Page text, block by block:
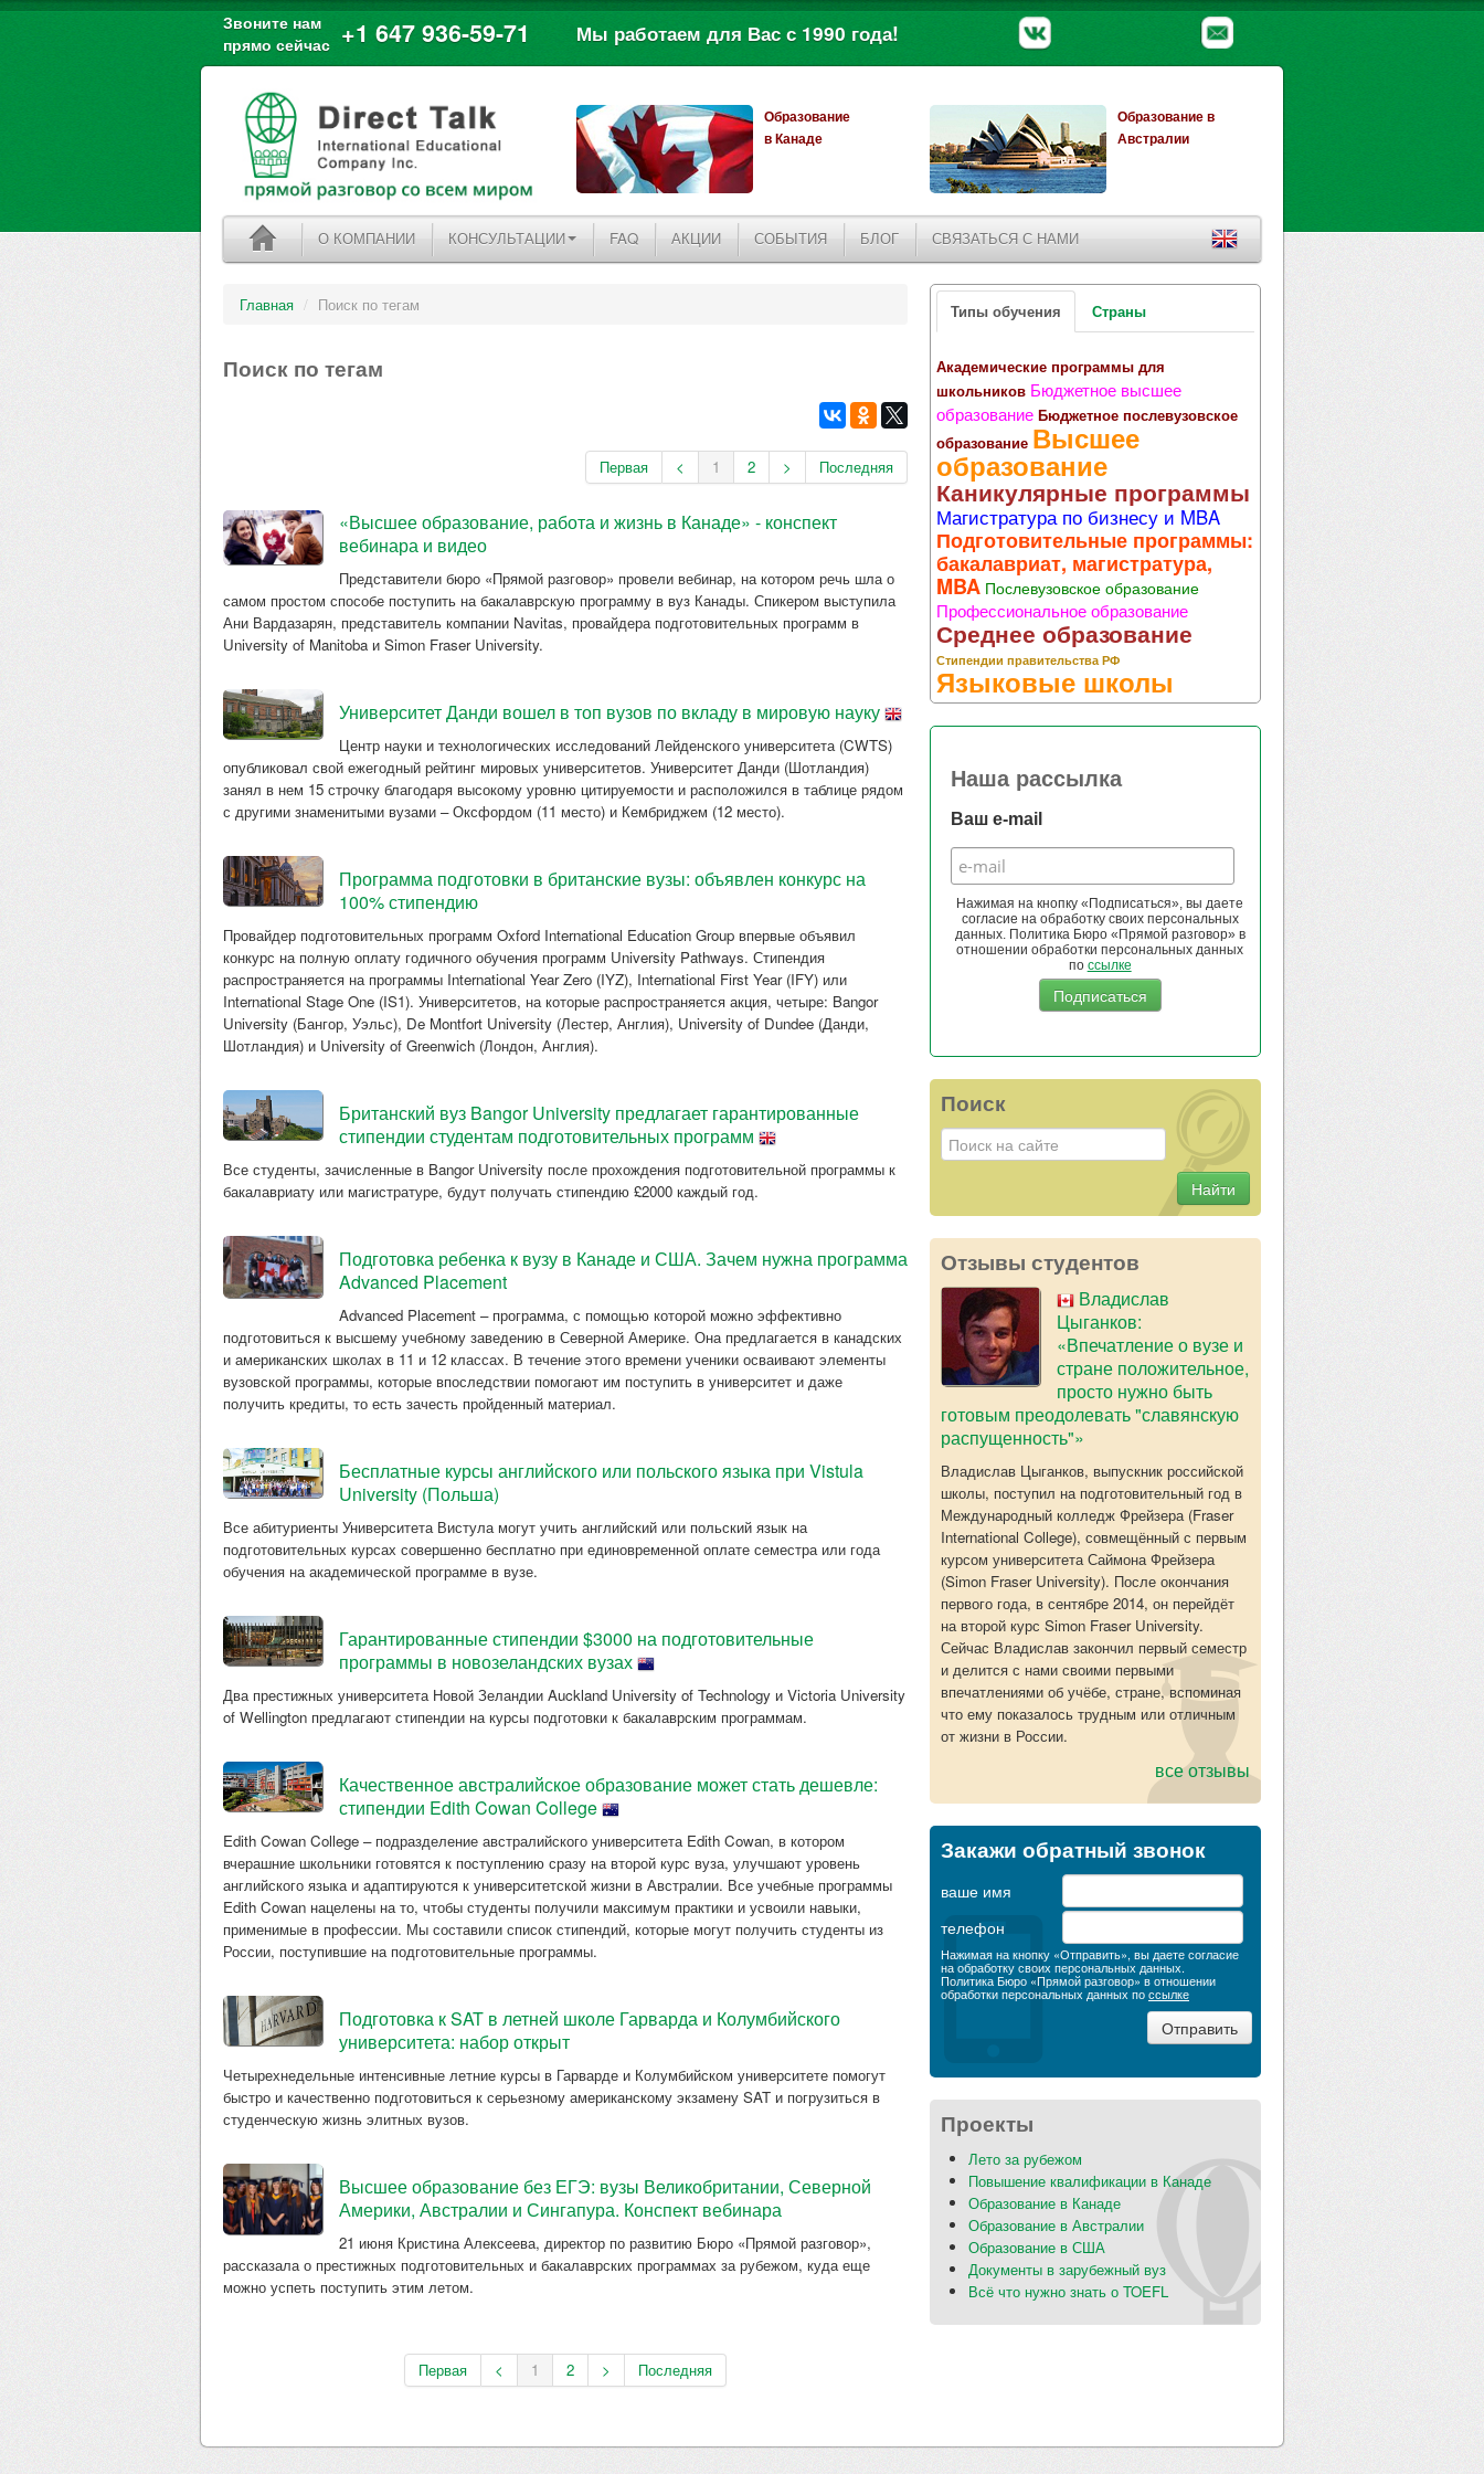
Звоните нам
прямо сейчас +1 647 936-59-71 Мы работаем для Вас с 1990 года!
Образование
в Канаде
Образование в
Австралии
О КОМПАНИИ КОНСУЛЬТАЦИИ FAQ АКЦИИ СОБЫТИЯ БЛОГ СВЯЗАТЬСЯ С НАМИ
Главная / Поиск по тегам
Поиск по тегам
Первая < 1 2 > Последняя
«Высшее образование, работа и жизнь в Канаде» - конспект
вебинара и видео
Представители бюро «Прямой разговор» провели вебинар, на котором речь шла о
самом простом способе поступить на бакалаврскую программу в вуз Канады. Спикером выступила
Ани Вардазарян, представитель компании Navitas, провайдера подготовительных программ в
University of Manitoba и Simon Fraser University.
Университет Данди вошел в топ вузов по вкладу в мировую науку
Центр науки и технологических исследований Лейденского университета (CWTS)
опубликовал свой ежегодный рейтинг мировых университетов. Университет Данди (Шотландия)
занял в нем 15 строчку благодаря высокому уровню цитируемости и расположился в таблице рядом
с другими знаменитыми вузами – Оксфордом (11 место) и Кембриджем (12 место).
Программа подготовки в британские вузы: объявлен конкурс на
100% стипендию
Провайдер подготовительных программ Oxford International Education Group впервые объявил
конкурс на полную оплату годичного обучения программ University Pathways. Стипендия
распространяется на программы International Year Zero (IYZ), International First Year (IFY) или
International Stage One (IS1). Университетов, на которые распространяется акция, четыре: Bangor
University (Бангор, Уэльс), De Montfort University (Лестер, Англия), University of Dundee (Данди,
Шотландия) и University of Greenwich (Лондон, Англия).
Британский вуз Bangor University предлагает гарантированные
стипендии студентам подготовительных программ
Все студенты, зачисленные в Bangor University после прохождения подготовительной программы к
бакалавриату или магистратуре, будут получать стипендию £2000 каждый год.
Подготовка ребенка к вузу в Канаде и США. Зачем нужна программа
Advanced Placement
Advanced Placement – программа, с помощью которой можно эффективно
подготовиться к высшему учебному заведению в Северной Америке. Она предлагается в канадских
и американских школах в 11 и 12 классах. В течение этого времени ученики осваивают элементы
вузовской программы, которые впоследствии помогают им поступить в университет и даже
получить кредиты, то есть зачесть пройденный материал.
Бесплатные курсы английского или польского языка при Vistula
University (Польша)
Все абитуриенты Университета Вистула могут учить английский или польский язык на
подготовительных курсах совершенно бесплатно при единовременной оплате семестра или года
обучения на академической программе в вузе.
Гарантированные стипендии $3000 на подготовительные
программы в новозеландских вузах
Два престижных университета Новой Зеландии Auckland University of Technology и Victoria University
of Wellington предлагают стипендии на курсы подготовки к бакалаврским программам.
Качественное австралийское образование может стать дешевле:
стипендии Edith Cowan College
Edith Cowan College – подразделение австралийского университета Edith Cowan, в котором
вчерашние школьники готовятся к поступлению сразу на второй курс вуза, улучшают уровень
английского языка и адаптируются к университетской жизни в Австралии. Все учебные программы
Edith Cowan нацелены на то, чтобы студенты получили максимум практики и усвоили навыки,
применимые в профессии. Мы составили список стипендий, которые могут получить студенты из
России, поступившие на подготовительные программы.
Подготовка к SAT в летней школе Гарварда и Колумбийского
университета: набор открыт
Четырехнедельные интенсивные летние курсы в Гарварде и Колумбийском университете помогут
быстро и качественно подготовиться к серьезному американскому экзамену SAT и погрузиться в
студенческую жизнь элитных вузов.
Высшее образование без ЕГЭ: вузы Великобритании, Северной
Америки, Австралии и Сингапура. Конспект вебинара
21 июня Кристина Алексеева, директор по развитию Бюро «Прямой разговор»,
рассказала о престижных подготовительных и бакалаврских программах за рубежом, куда еще
можно успеть поступить этим летом.
Первая < 1 2 > Последняя
Типы обучения Страны
Академические программы для
школьников Бюджетное высшее
образование Бюджетное послевузовское
образование Высшее
образование
Каникулярные программы
Магистратура по бизнесу и MBA
Подготовительные программы:
бакалавриат, магистратура,
MBA Послевузовское образование
Профессиональное образование
Среднее образование
Стипендии правительства РФ
Языковые школы
Наша рассылка
Ваш e-mail
Нажимая на кнопку «Подписаться», вы даете
согласие на обработку своих персональных
данных. Политика Бюро «Прямой разговор» в
отношении обработки персональных данных
по ссылке
Поиск
Найти
Отзывы студентов
Владислав
Цыганков:
«Впечатление о вузе и
стране положительное,
просто нужно быть
готовым преодолевать "славянскую
распущенность"»
Владислав Цыганков, выпускник российской
школы, поступил на подготовительный год в
Международный колледж Фрейзера (Fraser
International College), совмещённый с первым
курсом университета Саймона Фрейзера
(Simon Fraser University). После окончания
первого года, в сентябре 2014, он перейдёт
на второй курс Simon Fraser University.
Сейчас Владислав закончил первый семестр
и делится с нами своими первыми
впечатлениями об учёбе, стране, вспоминая
что ему показалось трудным или отличным
от жизни в России.
все отзывы
Закажи обратный звонок
ваше имя
телефон
Нажимая на кнопку «Отправить», вы даете согласие
на обработку своих персональных данных.
Политика Бюро «Прямой разговор» в отношении
обработки персональных данных поссылке
Проекты
Лето за рубежом
Повышение квалификации в Канаде
Образование в Канаде
Образование в Австралии
Образование в США
Документы в зарубежный вуз
Всё что нужно знать о TOEFL